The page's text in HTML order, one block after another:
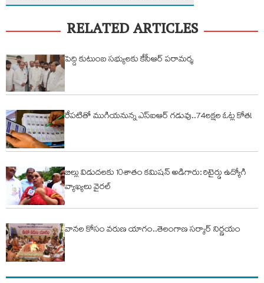
RELATED ARTICLES
పెద్ది కుటుంబ సభ్యులకు కేసీఆర్ పరామర్శ
రేపటితో ముగియనున్న ఎస్‌ఐఆర్ గడువు..74లక్షల ఓట్ల కోత!
బిల్లు విడుదలకు 10శాతం కమిషన్ అడిగారు: రిటైర్డు ఉద్యోగి
వ్యాఖ్యలు వైరల్
వానల కోసం వరుణ యాగం..తెలంగాణ సర్కార్ నిర్ణయం